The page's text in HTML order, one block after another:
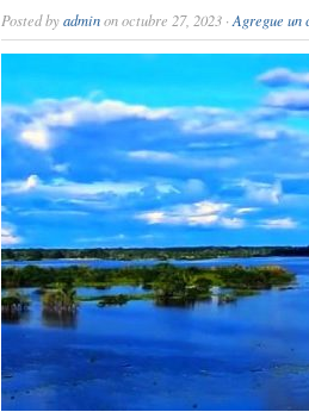
Posted byadminon octubre 27, 2023 · Agregue un